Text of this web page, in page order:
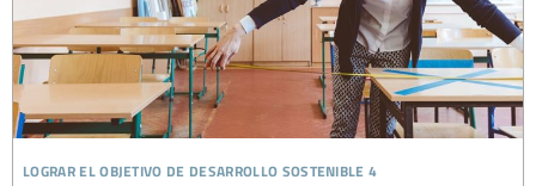
lograr el objetivo de desarrollo sostenible 4